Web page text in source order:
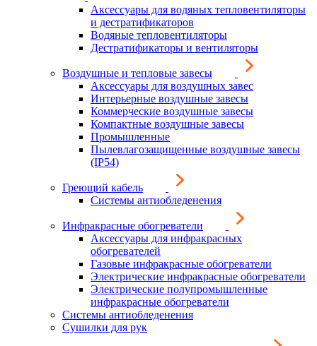
Аксессуары для водяных тепловентиляторы
и дестратификаторов
Водяные тепловентиляторы
Дестратификаторы и вентиляторы
Воздушные и тепловые завесы
Аксессуары для воздушных завес
Интерьерные воздушные завесы
Коммерческие воздушные завесы
Компактные воздушные завесы
Промышленные
Пылевлагозащищенные воздушные завесы
(IP54)
Греющий кабель
Системы антиобледенения
Инфракрасные обогреватели
Аксессуары для инфракрасных
обогревателей
Газовые инфракрасные обогреватели
Электрические инфракрасные обогреватели
Электрические полупромышленные
инфракрасные обогреватели
Системы антиобледенения
Сушилки для рук